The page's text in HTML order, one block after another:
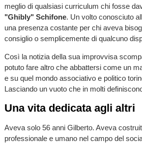
meglio di qualsiasi curriculum chi fosse
"Ghibly" Schifone. Un volto conosciuto
una presenza costante per chi aveva
consiglio o semplicemente di qualcuno
Così la notizia della sua improvvisa
potuto fare altro che abbattersi come un
e su quel mondo associativo e politico
Lasciando un vuoto che in molti
Una vita dedicata agli altri
Aveva solo 56 anni Gilberto. Aveva
professionale e umano nel campo del